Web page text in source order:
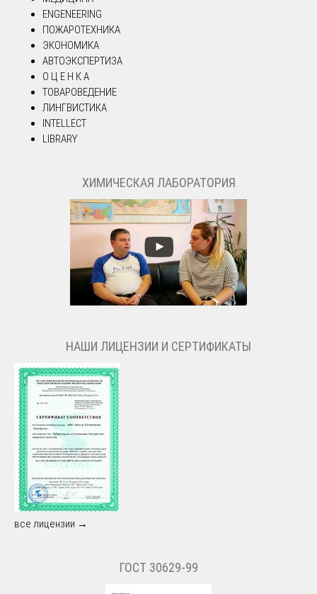
ENGENEERING
ПОЖАРОТЕХНИКА
ЭКОНОМИКА
АВТОЭКСПЕРТИЗА
О Ц Е Н К А
ТОВАРОВЕДЕНИЕ
ЛИНГВИСТИКА
INTELLECT
LIBRARY
ХИМИЧЕСКАЯ ЛАБОРАТОРИЯ
НАШИ ЛИЦЕНЗИИ И СЕРТИФИКАТЫ
все лицензии →
ГОСТ 30629-99